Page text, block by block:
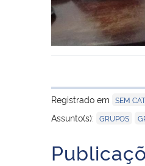
Registrado em SEM
Assunto(s): GRUPOS